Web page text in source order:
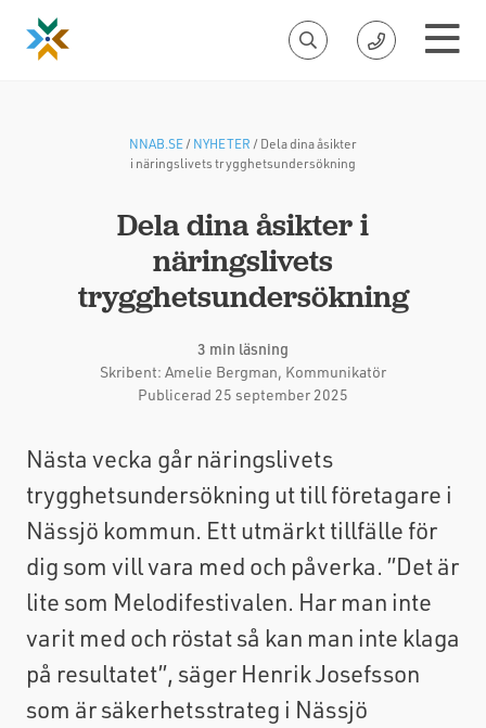
NNAB.SE/NYHETER /Dela dina åsikter
i näringslivets trygghetsundersökning
Dela dina åsikter i
näringslivets
trygghetsundersökning
3 min läsning
Skribent: Amelie Bergman, Kommunikatör
Publicerad 25 september 2025
Nästa vecka går näringslivets
trygghetsundersökning ut till företagare i
Nässjö kommun. Ett utmärkt tillfälle för
dig som vill vara med och påverka. ”Det är
lite som Melodifestivalen. Har man inte
varit med och röstat så kan man inte klaga
på resultatet”, säger Henrik Josefsson
som är säkerhetsstrateg i Nässjö